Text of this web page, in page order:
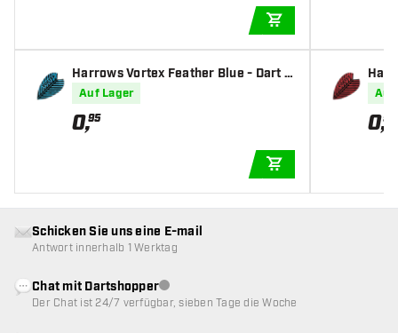
Harrows Vortex Feather Blue - Dart F
lights
Auf Lager
0,95
ights
Auf
0,95
Schicken Sie uns eine E-mail
Antwort innerhalb 1 Werktag
Chat mit DartshopperKundenservice nicht verfügbar
Der Chat ist 24/7 verfügbar, sieben Tage die Woche